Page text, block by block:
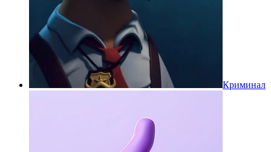
Криминал